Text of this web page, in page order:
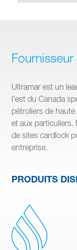
Ultramar est un
l'est du Canada
pétroliers de
et aux particuliers.
de sites cardlock
entreprise.
PRODUITS